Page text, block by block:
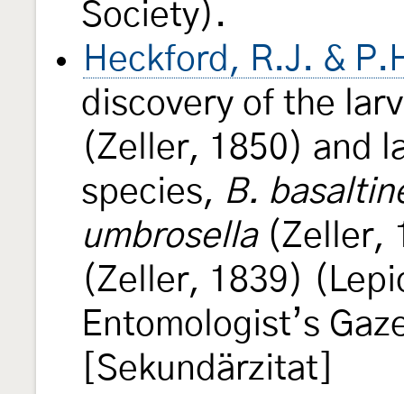
Society).
Heckford, R.J. &
discovery of the
(Zeller, 1850) and
species, B.
umbrosella(Zeller,
(Zeller, 1839)
Entomologist’s
[Sekundärzitat]